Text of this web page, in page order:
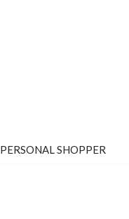
PERSONAL SHOPPER